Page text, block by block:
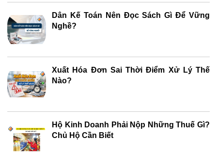
Dân Kế Toán Nên Đọc Sách Gì Để Vững
Nghề?
Xuất Hóa Đơn Sai Thời Điểm Xử Lý Thế
Nào?
Hộ Kinh Doanh Phải Nộp Những Thuế Gì?
Chủ Hộ Cần Biết